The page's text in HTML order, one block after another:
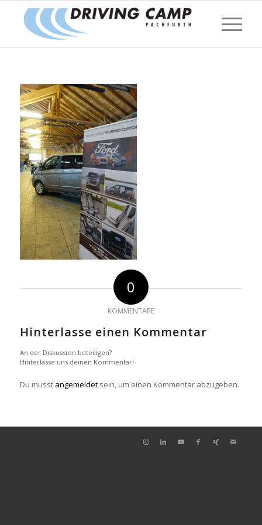
0
KOMMENTARE
Hinterlasse einen Kommentar
An der Diskussion beteiligen?
Hinterlasse uns deinen Kommentar!
Du musst angemeldetsein, um einen Kommentar abzugeben.